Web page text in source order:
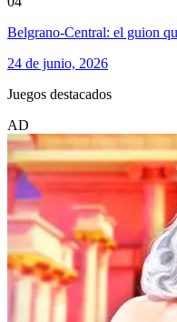
Belgrano-Central: el guion
24 de junio, 2026
Juegos destacados
AD